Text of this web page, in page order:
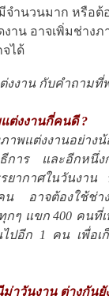
ำนวนมาก หรือต้
งาน อาจเพิ่มช่าง
จได้
งงาน กับคำถามที่
ต่งงานกี่คนดี ?
าพแต่งงานอย่าง
การ และอีกหนึ่ง
ยากาศในวันงาน
น อาจต้องใช้ช่า
กๆ แขก 400 คนที่
ปอีก 1 คน เพื่อเก็
าวันงาน ต่างกันยั